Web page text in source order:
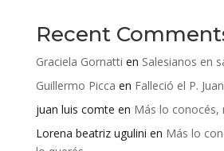
Recent
Graciela Gornatti en Salesianos en
Guillermo Picca en Falleció el P.
juan luis comte en Más lo conocés,
Lorena beatriz ugulini en Más lo